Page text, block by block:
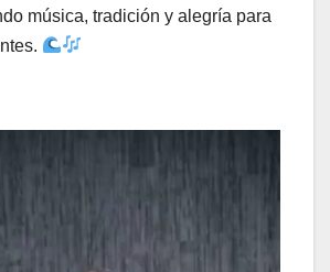
música, tradición y alegría para